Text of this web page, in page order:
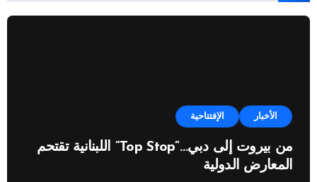
الأخبار الإفتتاحية
من بيروت إلى دبي…”Top Stop” اللبنانية تقتحم
المعارض الدولية